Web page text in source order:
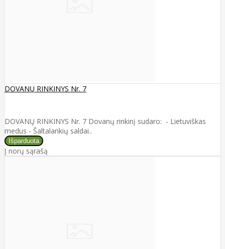
DOVANŲ RINKINYS Nr. 7
DOVANŲ RINKINYS Nr. 7 Dovanų rinkinį sudaro: - Lietuviškas
medus - Šaltalankių saldai..
Į norų sąrašą